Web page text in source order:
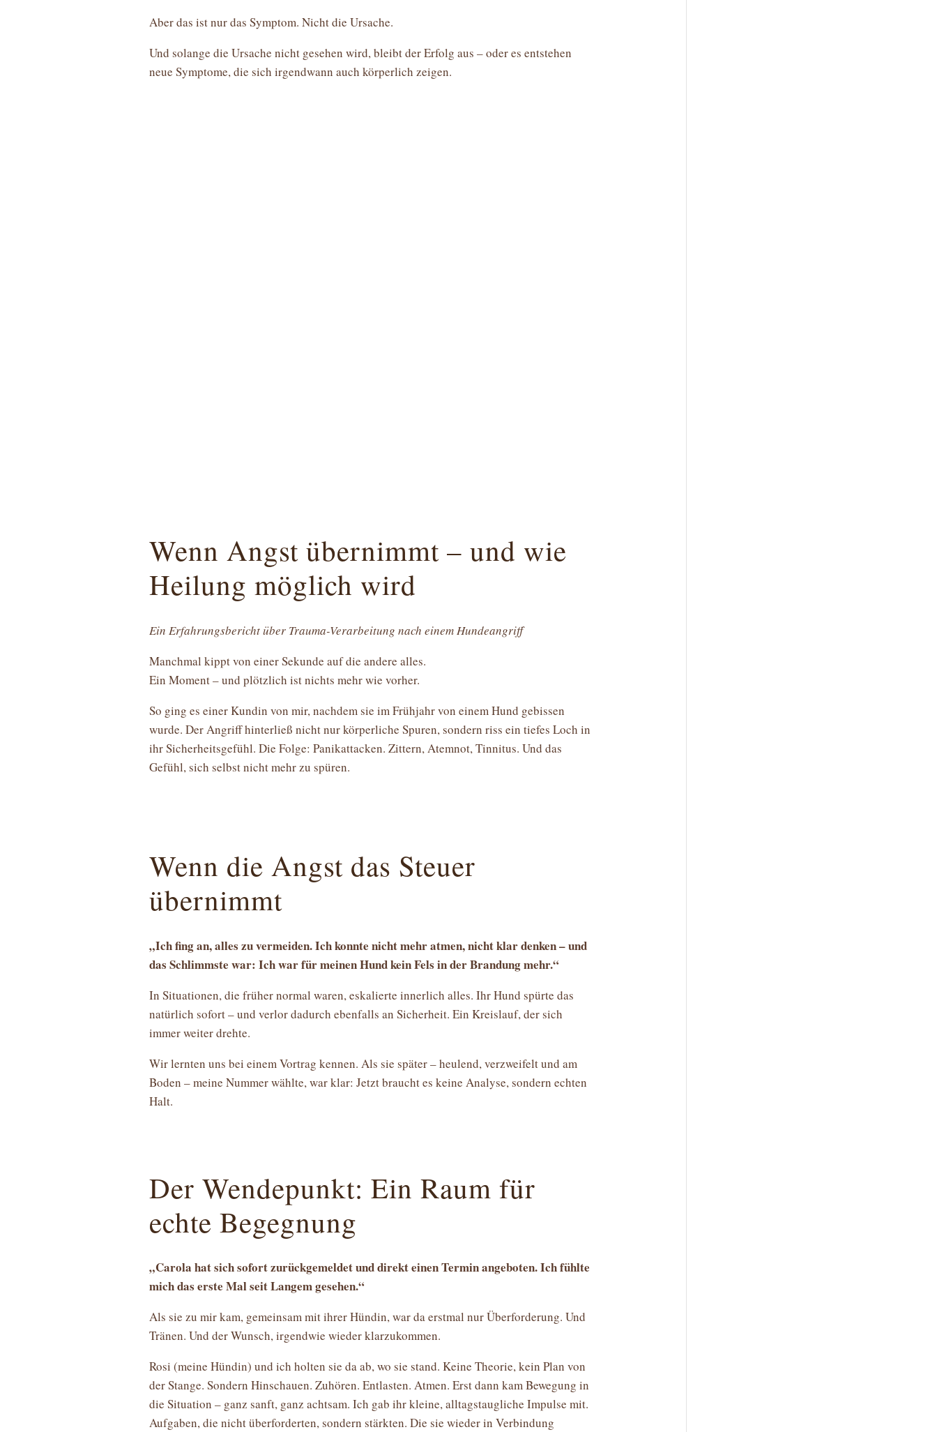
Aber das ist nur das Symptom. Nicht die Ursache.
Und solange die Ursache nicht gesehen wird, bleibt der Erfolg aus – oder es entstehen
neue Symptome, die sich irgendwann auch körperlich zeigen.
Wenn Angst übernimmt – und wie
Heilung möglich wird
Ein Erfahrungsbericht über Trauma-Verarbeitung nach einem Hundeangriff
Manchmal kippt von einer Sekunde auf die andere alles.
Ein Moment – und plötzlich ist nichts mehr wie vorher.
So ging es einer Kundin von mir, nachdem sie im Frühjahr von einem Hund gebissen
wurde. Der Angriff hinterließ nicht nur körperliche Spuren, sondern riss ein tiefes Loch in
ihr Sicherheitsgefühl. Die Folge: Panikattacken. Zittern, Atemnot, Tinnitus. Und das
Gefühl, sich selbst nicht mehr zu spüren.
Wenn die Angst das Steuer
übernimmt
„Ich fing an, alles zu vermeiden. Ich konnte nicht mehr atmen, nicht klar denken – und
das Schlimmste war: Ich war für meinen Hund kein Fels in der Brandung mehr.“
In Situationen, die früher normal waren, eskalierte innerlich alles. Ihr Hund spürte das
natürlich sofort – und verlor dadurch ebenfalls an Sicherheit. Ein Kreislauf, der sich
immer weiter drehte.
Wir lernten uns bei einem Vortrag kennen. Als sie später – heulend, verzweifelt und am
Boden – meine Nummer wählte, war klar: Jetzt braucht es keine Analyse, sondern echten
Halt.
Der Wendepunkt: Ein Raum für
echte Begegnung
„Carola hat sich sofort zurückgemeldet und direkt einen Termin angeboten. Ich fühlte
mich das erste Mal seit Langem gesehen.“
Als sie zu mir kam, gemeinsam mit ihrer Hündin, war da erstmal nur Überforderung. Und
Tränen. Und der Wunsch, irgendwie wieder klarzukommen.
Rosi (meine Hündin) und ich holten sie da ab, wo sie stand. Keine Theorie, kein Plan von
der Stange. Sondern Hinschauen. Zuhören. Entlasten. Atmen. Erst dann kam Bewegung in
die Situation – ganz sanft, ganz achtsam. Ich gab ihr kleine, alltagstaugliche Impulse mit.
Aufgaben, die nicht überforderten, sondern stärkten. Die sie wieder in Verbindung